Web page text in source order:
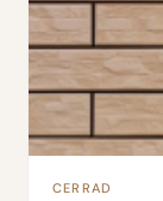
CERRAD